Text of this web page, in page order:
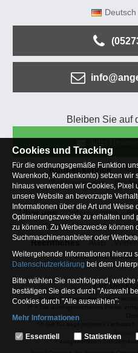
Deutsch
Bleiben Sie auf
Kundenservice
Zahlungsarten
Über uns
Unternehmen
Osterfeldsee
Archiv
Rechtliches
AGB
Altbatterie-
Zur
* = Alle Preisangaben inkl.
2= ausgenommen
Cookies und Tracking
Für die ordnungsgemäße Funktion
Warenkorb, Kundenkonto) setzen
hinaus verwenden wir Cookies,
unsere Website an bevorzugte
Informationen über die Art und
Optimierungszwecke zu erhalten
zu können. Zu Werbezwecke können
Suchmaschinenanbieter oder
Weitergehende Informationen hierzu
Datenschutzerklärung bei dem
Bitte wählen Sie nachfolgend,
bestätigen Sie dies durch "Auswahl
Cookies durch "Alle auswählen":
Mehr Informationen
Essentiell
Essentiell Statistiken